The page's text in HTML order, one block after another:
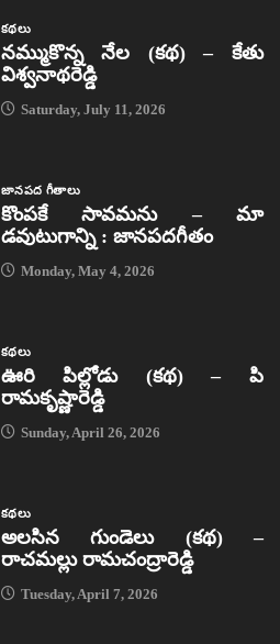
కథలు
నమ్ముకొన్న నేల (కథ) – కేతు
విశ్వనాథరెడ్డి
Saturday, July 11, 2026
జానపద గీతాలు
కొంపకే సావమను – మా
డవుటుగాన్ని : జానపదగీతం
Monday, May 4, 2026
కథలు
ఊరి పిల్లోడు (కథ) – పి
రామకృష్ణారెడ్డి
Sunday, April 26, 2026
కథలు
అలసిన గుండెలు (కథ) –
రాచమల్లు రామచంద్రారెడ్డి
Tuesday, April 7, 2026